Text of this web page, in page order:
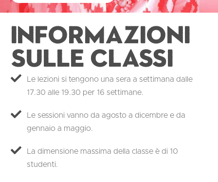
Informazioni
sulle classi
Le lezioni si tengono una sera a settimana dalle
17.30 alle 19.30 per 16 settimane.
Le sessioni vanno da agosto a dicembre e da
gennaio a maggio.
La dimensione massima della classe è di 10
studenti.